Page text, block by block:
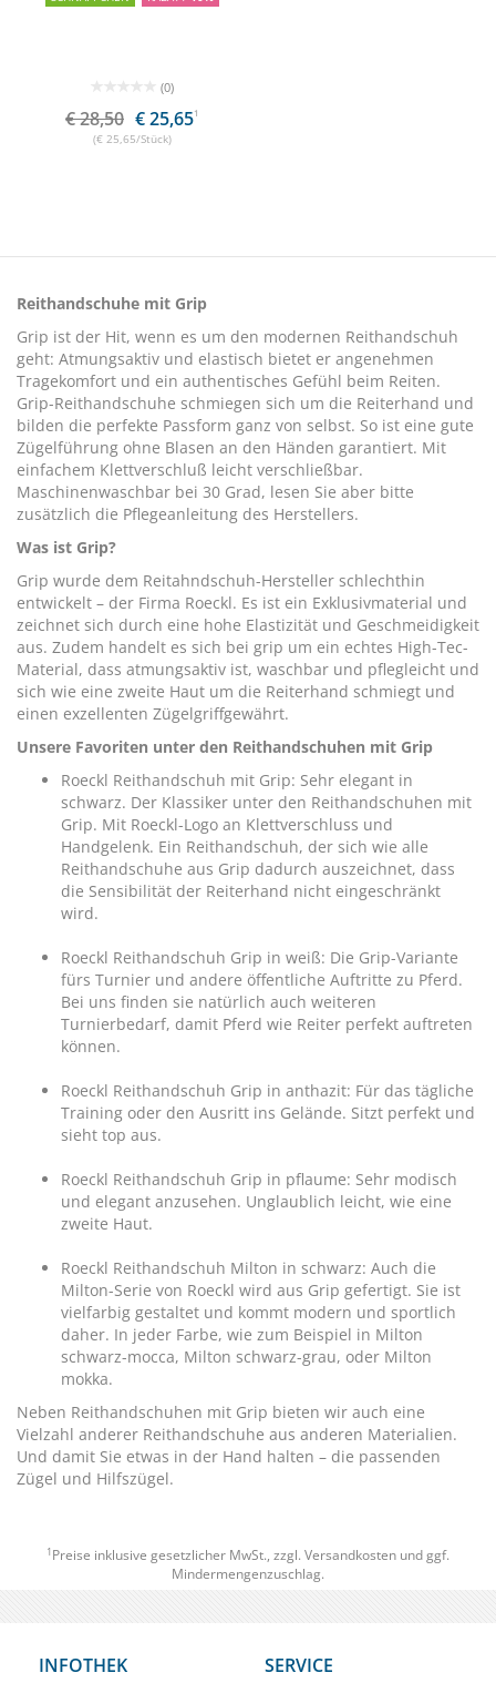
(0)
€ 28,50 € 25,651
(€ 25,65/Stück)
Reithandschuhe mit Grip
Grip ist der Hit, wenn es um den modernen Reithandschuh
geht: Atmungsaktiv und elastisch bietet er angenehmen
Tragekomfort und ein authentisches Gefühl beim Reiten.
Grip-Reithandschuhe schmiegen sich um die Reiterhand und
bilden die perfekte Passform ganz von selbst. So ist eine gute
Zügelführung ohne Blasen an den Händen garantiert. Mit
einfachem Klettverschluß leicht verschließbar.
Maschinenwaschbar bei 30 Grad, lesen Sie aber bitte
zusätzlich die Pflegeanleitung des Herstellers.
Was ist Grip?
Grip wurde dem Reitahndschuh-Hersteller schlechthin
entwickelt – der Firma Roeckl. Es ist ein Exklusivmaterial und
zeichnet sich durch eine hohe Elastizität und Geschmeidigkeit
aus. Zudem handelt es sich bei grip um ein echtes High-Tec-
Material, dass atmungsaktiv ist, waschbar und pflegleicht und
sich wie eine zweite Haut um die Reiterhand schmiegt und
einen exzellenten Zügelgriffgewährt.
Unsere Favoriten unter den Reithandschuhen mit Grip
Roeckl Reithandschuh mit Grip: Sehr elegant in
schwarz. Der Klassiker unter den Reithandschuhen mit
Grip. Mit Roeckl-Logo an Klettverschluss und
Handgelenk. Ein Reithandschuh, der sich wie alle
Reithandschuhe aus Grip dadurch auszeichnet, dass
die Sensibilität der Reiterhand nicht eingeschränkt
wird.
Roeckl Reithandschuh Grip in weiß: Die Grip-Variante
fürs Turnier und andere öffentliche Auftritte zu Pferd.
Bei uns finden sie natürlich auch weiteren
Turnierbedarf, damit Pferd wie Reiter perfekt auftreten
können.
Roeckl Reithandschuh Grip in anthazit: Für das tägliche
Training oder den Ausritt ins Gelände. Sitzt perfekt und
sieht top aus.
Roeckl Reithandschuh Grip in pflaume: Sehr modisch
und elegant anzusehen. Unglaublich leicht, wie eine
zweite Haut.
Roeckl Reithandschuh Milton in schwarz: Auch die
Milton-Serie von Roeckl wird aus Grip gefertigt. Sie ist
vielfarbig gestaltet und kommt modern und sportlich
daher. In jeder Farbe, wie zum Beispiel in Milton
schwarz-mocca, Milton schwarz-grau, oder Milton
mokka.
Neben Reithandschuhen mit Grip bieten wir auch eine
Vielzahl anderer Reithandschuhe aus anderen Materialien.
Und damit Sie etwas in der Hand halten – die passenden
Zügel und Hilfszügel.
1 Preise inklusive gesetzlicher MwSt., zzgl. Versandkosten und ggf.
Mindermengenzuschlag.
INFOTHEK SERVICE